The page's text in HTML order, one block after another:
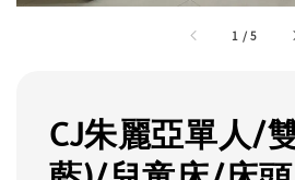
1 /5
CJ朱麗亞單人/